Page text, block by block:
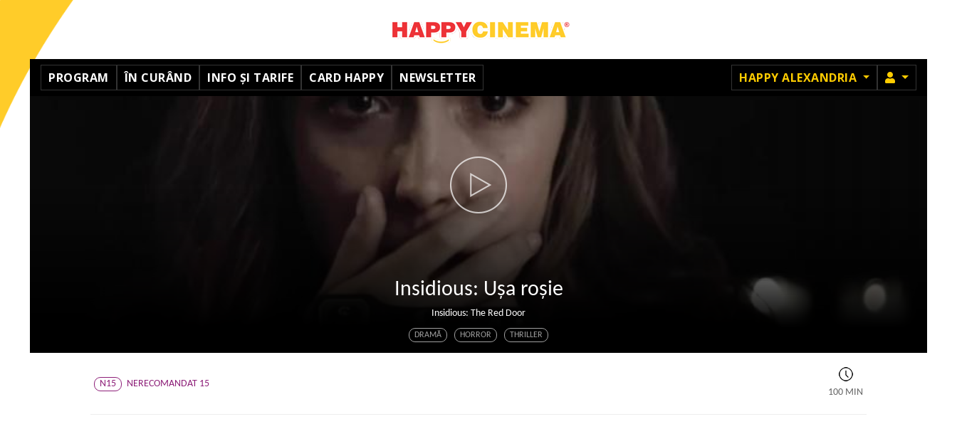
PROGRAM ÎN CURÂND INFO ȘI TARIFE CARD HAPPY NEWSLETTER HAPPY ALEXANDRIA MEMBRU
Insidious: Ușa roșie
Insidious: The Red Door
DRAMĂ HORROR THRILLER
N15
NERECOMANDAT 15
100 MIN